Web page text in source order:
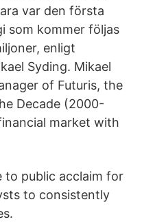
var den första
som kommer följas
enligt
Syding. Mikael
of Futuris, the
Decade (2000-
market with
to public acclaim for
to consistently